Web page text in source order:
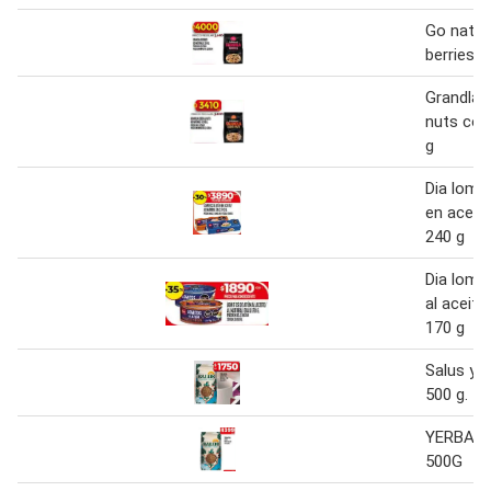
Go
berries
Grandla
nuts co
g
Dia
en
240 g
Dia
al
170 g
Salus
500 g.
YERBA
500G